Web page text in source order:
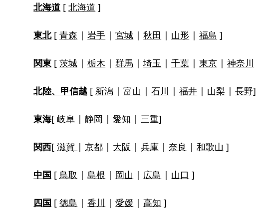
北海道 [北海道 ]
東北[青森 |岩手 |宮城 |秋田 | 山形 |福島 ]
関東 [茨城 |栃木 |群馬 |埼玉 |千葉 |東京 |神奈川
北陸、甲信越 [ 新潟 |富山 |石川 |福井 | 山梨 |長野]
東海[岐阜 |静岡 |愛知 | 三重]
関西[滋賀 |京都 | 大阪 |兵庫 |奈良 |和歌山 ]
中国 [ 鳥取 |島根 | 岡山 | 広島 | 山口 ]
四国 [徳島 |香川 |愛媛 |高知 ]